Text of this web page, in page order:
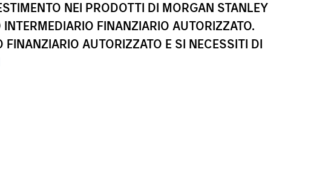
NEI PRODOTTI DI MORGAN STANLEY
FINANZIARIO AUTORIZZATO.
AUTORIZZATO E SI NECESSITI DI